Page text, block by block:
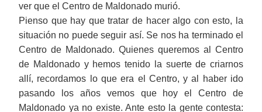
ver que el Centro de Maldonado murió.
Pienso que hay que tratar de hacer algo con esto, la
situación no puede seguir así. Se nos ha terminado el
Centro de Maldonado. Quienes queremos al Centro
de Maldonado y hemos tenido la suerte de criarnos
allí, recordamos lo que era el Centro, y al haber ido
pasando los años vemos que hoy el Centro de
Maldonado ya no existe. Ante esto la gente contesta: